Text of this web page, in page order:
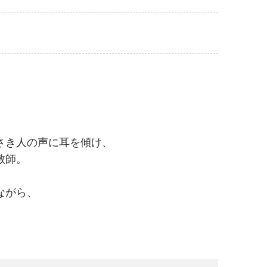
人の声に耳を傾け、
。
ら、